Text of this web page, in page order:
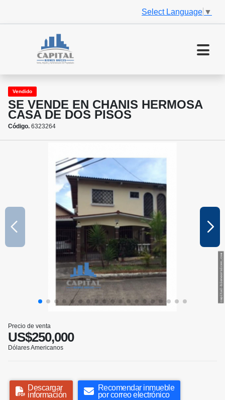
Select Language ▼
Vendido
SE VENDE EN CHANIS HERMOSA
CASA DE DOS PISOS
Código. 6323264
Precio de venta
US$250,000
Dólares Americanos
Descargar
información
Recomendar inmueble
por correo electrónico